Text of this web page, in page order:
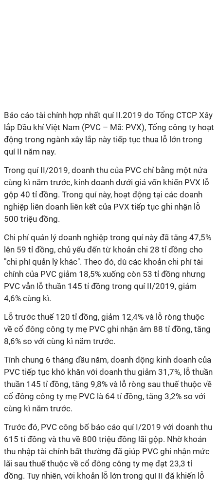
Báo cáo tài chính hợp nhất quíII.2019 do Tổng CTCP Xây
lắp Dầu khí Việt Nam (PVC – Mã: PVX), Tổng công ty hoạt
động trong ngành xây lắp này tiếp tục thua lỗ lớn trong
quíII năm nay.
Trong quíII/2019, doanh thu của PVC chỉ bằng một nửa
cùng kì năm trước, kinh doanh dưới giá vốn khiến PVX lỗ
gộp 40 tỉ đồng. Trong quínày, hoạt động tại các doanh
nghiệp liên doanh liên kết của PVX tiếp tục ghi nhận lỗ
500 triệu đồng.
Chi phí quản lý doanh nghiệp trong quínày đã tăng 47,5%
lên 59 tỉ đồng, chủ yếu đến từ khoản chi 28 tỉ đồng cho
"chi phí quản lý khác". Theo đó, dù các khoản chi phí tài
chính của PVC giảm 18,5% xuống còn 53 tỉ đồng nhưng
PVC vẫn lỗ thuần 145 tỉ đồng trong quíII/2019, giảm
4,6% cùng kì.
Lỗ trước thuế 120 tỉ đồng, giảm 12,4% và lỗ ròng thuộc
về cổ đông công ty mẹ PVC ghi nhận âm 88 tỉ đồng, tăng
8,6% so với cùng kì năm trước.
Tính chung 6 tháng đầu năm, doanh động kinh doanh của
PVC tiếp tục khó khăn với doanh thu giảm 31,7%, lỗ thuần
thuần 145 tỉ đồng, tăng 9,8% và lỗ ròng sau thuế thuộc về
cổ đông công ty mẹ PVC là 64 tỉ đồng, tăng 3,2% so với
cùng kì năm trước.
Trước đó, PVC công bố báo cáo quíI/2019 với doanh thu
615 tỉ đồng và thu về 800 triệu đồng lãi gộp. Nhờ khoản
thu nhập tài chính bất thường đã giúp PVC ghi nhận mức
lãi sau thuế thuộc về cổ đông công ty mẹ đạt 23,3 tỉ
đồng. Tuy nhiên, với khoản lỗ lớn trong quíII đã khiến lỗ